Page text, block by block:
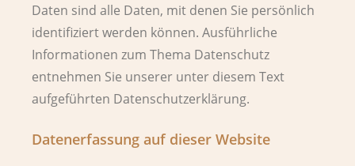
Daten sind alle Daten, mit denen Sie persönlich
identifiziert werden können. Ausführliche
Informationen zum Thema Datenschutz
entnehmen Sie unserer unter diesem Text
aufgeführten Datenschutzerklärung.
Datenerfassung auf dieser Website